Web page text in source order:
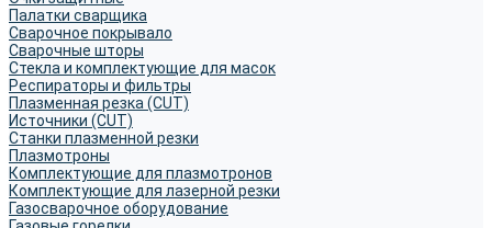
Палатки сварщика
Сварочное покрывало
Сварочные шторы
Стекла и комплектующие для масок
Респираторы и фильтры
Плазменная резка (CUT)
Источники (CUT)
Станки плазменной резки
Плазмотроны
Комплектующие для плазмотронов
Комплектующие для лазерной резки
Газосварочное оборудование